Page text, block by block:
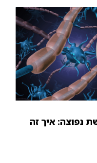
נפוצה: איך זה